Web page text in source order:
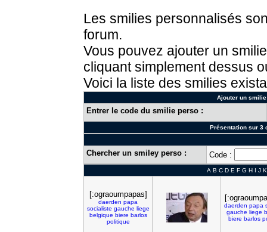
Les smilies personnalisés
forum.
Vous pouvez ajouter un
cliquant simplement dessus
Voici la liste des smilies
Ajouter un
Entrer le code du smilie perso :
Présentation sur 3
Chercher un smiley perso : Code :
A B C D E F G H I J K
[:ograoumpapas]
daerden papa
socialiste gauche liege
belgique biere barlos
politique
daerden papa
gauche liege
biere barlos